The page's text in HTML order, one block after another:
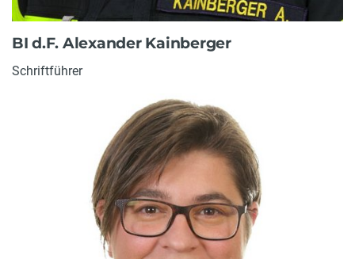
BI d.F. Alexander Kainberger
Schriftführer